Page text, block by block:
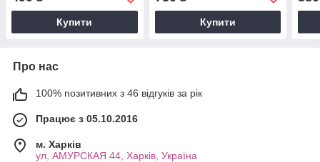
Купити Купити
Про нас
100% позитивних з 46 відгуків за рік
Працює з 05.10.2016
м. Харків
ул, АМУРСКАЯ 44, Харків, Україна